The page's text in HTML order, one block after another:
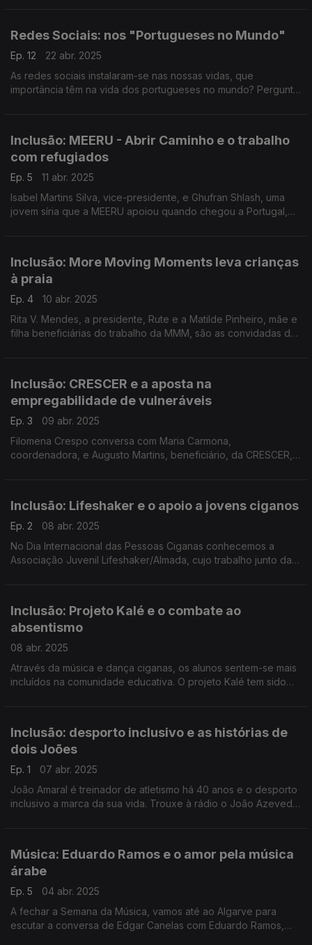
Redes Sociais: nos "Portugueses no Mundo"
Ep. 12
22 abr. 2025
As redes sociais instalaram-se nas nossas vidas, que
importância têm na vida dos portugueses no mundo? Pergunta
Inclusão: MEERU - Abrir Caminho e o trabalho
com refugiados
Ep. 5
11 abr. 2025
Isabel Martins Silva, vice-presidente, e Ghufran Shlash, uma
jovem síria que a MEERU apoiou quando chegou a Portugal,
Inclusão: More Moving Moments leva crianças
à praia
Ep. 4
10 abr. 2025
Rita V. Mendes, a presidente, Rute e a Matilde Pinheiro, mãe e
filha beneficiárias do trabalho da MMM, são as convidadas da
Inclusão: CRESCER e a aposta na
empregabilidade de vulneráveis
Ep. 3
09 abr. 2025
Filomena Crespo conversa com Maria Carmona,
coordenadora, e Augusto Martins, beneficiário, da CRESCER,
Inclusão: Lifeshaker e o apoio a jovens ciganos
Ep. 2
08 abr. 2025
No Dia Internacional das Pessoas Ciganas conhecemos a
Associação Juvenil Lifeshaker/Almada, cujo trabalho junto da
Inclusão: Projeto Kalé e o combate ao
absentismo
08 abr. 2025
Através da música e dança ciganas, os alunos sentem-se mais
incluídos na comunidade educativa. O projeto Kalé tem sido
Inclusão: desporto inclusivo e as histórias de
dois Joões
Ep. 1
07 abr. 2025
João Amaral é treinador de atletismo há 40 anos e o desporto
inclusivo a marca da sua vida. Trouxe à rádio o João Azevedo,
Música: Eduardo Ramos e o amor pela música
árabe
Ep. 5
04 abr. 2025
A fechar a Semana da Música, vamos até ao Algarve para
escutar a conversa de Edgar Canelas com Eduardo Ramos,